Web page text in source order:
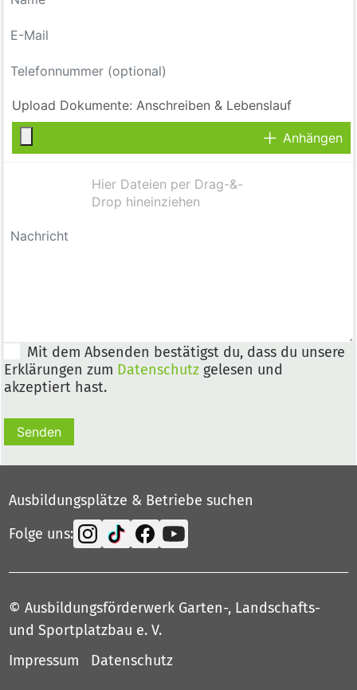
Anhängen
Mit dem Absenden bestätigst du, dass du unsere
Erklärungen zum Datenschutz gelesen und
akzeptiert hast.
Senden
Ausbildungsplätze & Betriebe suchen
Folge uns:
© Ausbildungsförderwerk Garten-, Landschafts-
und Sportplatzbau e. V.
Impressum
Datenschutz